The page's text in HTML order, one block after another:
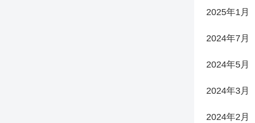
2025年1月
2024年7月
2024年5月
2024年3月
2024年2月